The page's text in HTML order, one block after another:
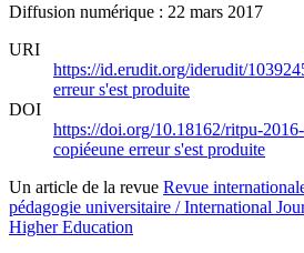
Diffusion numérique : 22 mars 2017
URI
https://id.erudit.org/iderudit/
erreur s'est produite
DOI
https://doi.org/10.18162/ritpu-
copiéeune erreur s'est produite
Un article de la revue Revue
pédagogie universitaire / International
Higher Education